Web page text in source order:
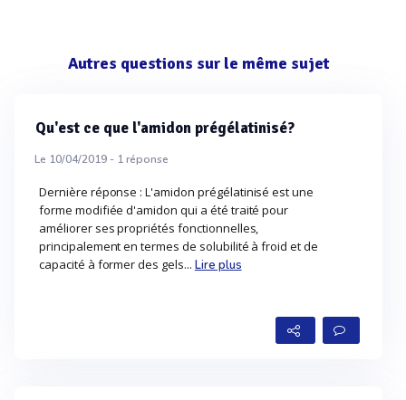
Autres questions sur le même sujet
Qu'est ce que l'amidon prégélatinisé?
Le 10/04/2019 - 1réponse
Dernière réponse : L'amidon prégélatinisé est une
forme modifiée d'amidon qui a été traité pour
améliorer ses propriétés fonctionnelles,
principalement en termes de solubilité à froid et de
capacité à former des gels... Lire plus